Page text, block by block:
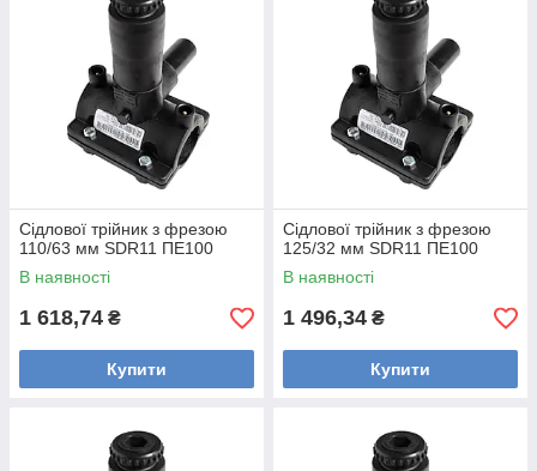
Сідлової трійник з фрезою
110/63 мм SDR11 ПЕ100
В наявності
1 618,74 ₴
Купити
Сідлової трійник з фрезою
125/32 мм SDR11 ПЕ100
В наявності
1 496,34 ₴
Купити